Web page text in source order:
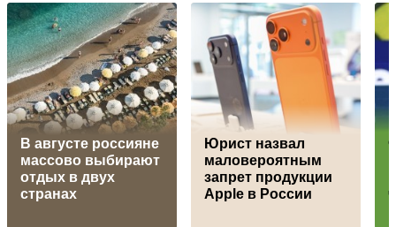
В августе россияне
массово выбирают
отдых в двух
странах
Юрист назвал
маловероятным
запрет продукции
Apple в России